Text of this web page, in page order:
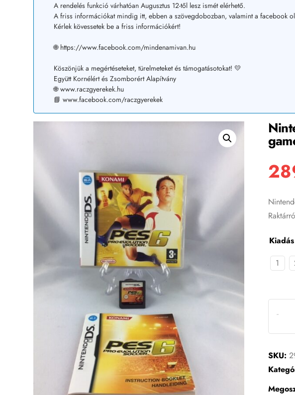
A rendelés funkció várhatóan Augusztus 12-től lesz ismét elérhető.
A friss információkat mindig itt, ebben a szövegdobozban, valamint a facebook
Kérlek kövessetek be a friss információkért!
🌐 https://www.facebook.com/mindenamivan.hu
Köszönjük a megértéseteket, türelmeteket és támogatásotokat! 💛
Együtt Kornélért és Zsomborért Alapítvány
🌐 www.raczgyerekek.hu
📘 www.facebook.com/raczgyerekek
Kiadás
1
SKU: